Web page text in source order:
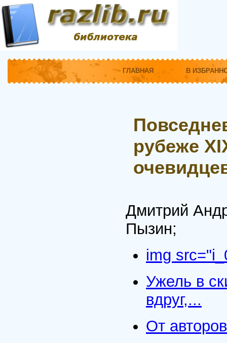
ГЛАВНАЯ В
рубеже
Дмитрий
Пызин;
img
Ужель в
вдруг,...
От авторов